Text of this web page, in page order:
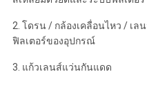
2. โดรน / กล้องเคลื่อนไหว / เ
ฟิลเตอร์ของอุปกรณ์
3. แก้วเลนส์แว่นกันแดด